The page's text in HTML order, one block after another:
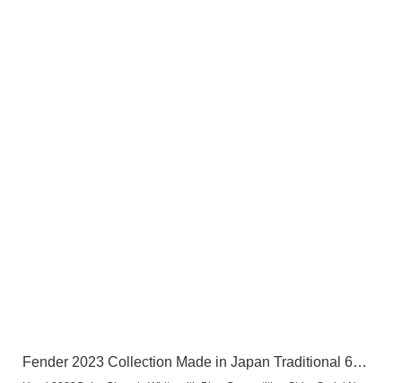
Fender 2023 Collection Made in Japan Traditional 6…